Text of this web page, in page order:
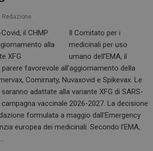
Redazione
Il Comitato per i
medicinali per uso
umano dell’EMA, il
favorevole all’aggiornamento della
Comirnaty, Nuvaxovid e Spikevax. Le
adattate alla variante XFG di SARS-
vaccinale 2026-2027. La decisione
formulata a maggio dall’Emergency
europea dei medicinali. Secondo l’EMA,
sites-
www.dailyhealthindustry.it
2 giorni
Microsoft Corporation
.www.dailyhealthindustry.it
Sessione